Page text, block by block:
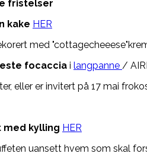
fristelser
kake HER
med
focaccia i langpanne /
eller er invitert på 17 mai
med kylling HER
uansett hvem som skal